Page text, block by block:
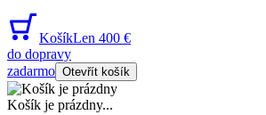
KošíkLen 400 €
do dopravy
zadarmo Otevřít košík
Košík je prázdny...